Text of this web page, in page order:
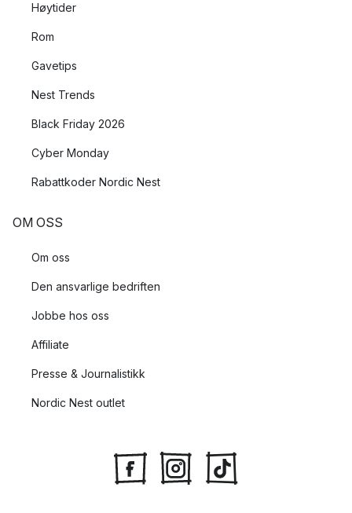
Høytider
Rom
Gavetips
Nest Trends
Black Friday 2026
Cyber Monday
Rabattkoder Nordic Nest
OM OSS
Om oss
Den ansvarlige bedriften
Jobbe hos oss
Affiliate
Presse & Journalistikk
Nordic Nest outlet